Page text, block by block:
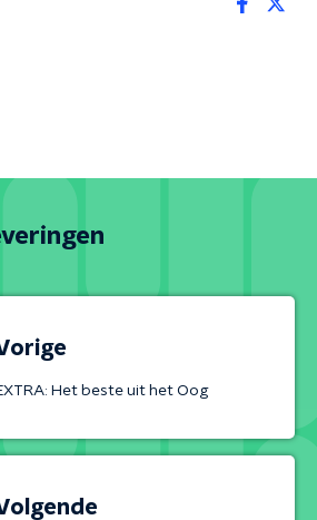
Het beste uit het Oog